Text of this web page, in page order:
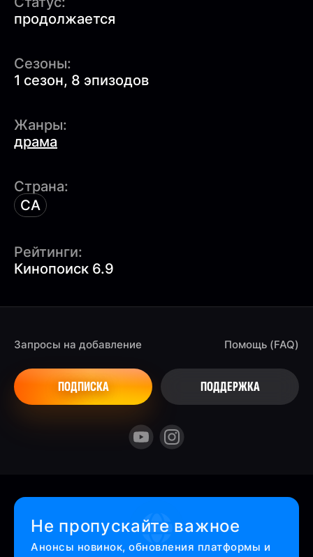
продолжается
Сезоны:
1 сезон, 8 эпизодов
Жанры:
драма
Страна:
CA
Рейтинги:
Кинопоиск 6.9
Запросы на добавление
ПОДПИСКА
Помощь (FAQ)
ПОДДЕРЖКА
Не пропускайте важное
Анонсы новинок, обновления платформы и